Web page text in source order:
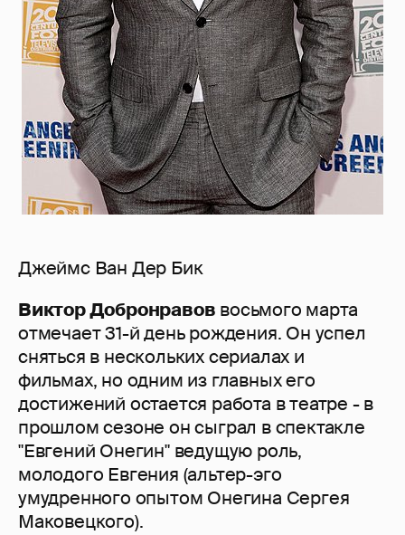
Джеймс Ван Дер Бик
Виктор Добронравов восьмого марта
отмечает 31-й день рождения. Он успел
сняться в нескольких сериалах и
фильмах, но одним из главных его
достижений остается работа в театре - в
прошлом сезоне он сыграл в спектакле
"Евгений Онегин" ведущую роль,
молодого Евгения (альтер-эго
умудренного опытом Онегина Сергея
Маковецкого).